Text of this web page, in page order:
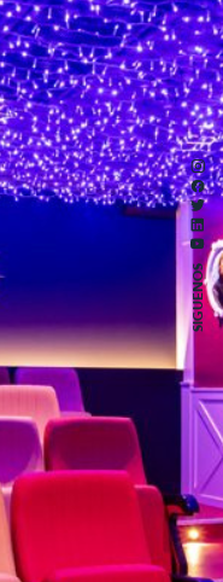
SIGUENOS